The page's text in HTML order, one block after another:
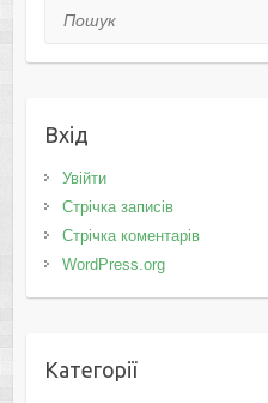
Пошук
Вхід
Увійти
Стрічка записів
Стрічка коментарів
WordPress.org
Категорії